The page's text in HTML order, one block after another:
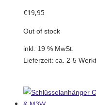
€19,95
Out of stock
inkl. 19 % MwSt.
Lieferzeit: ca. 2-5